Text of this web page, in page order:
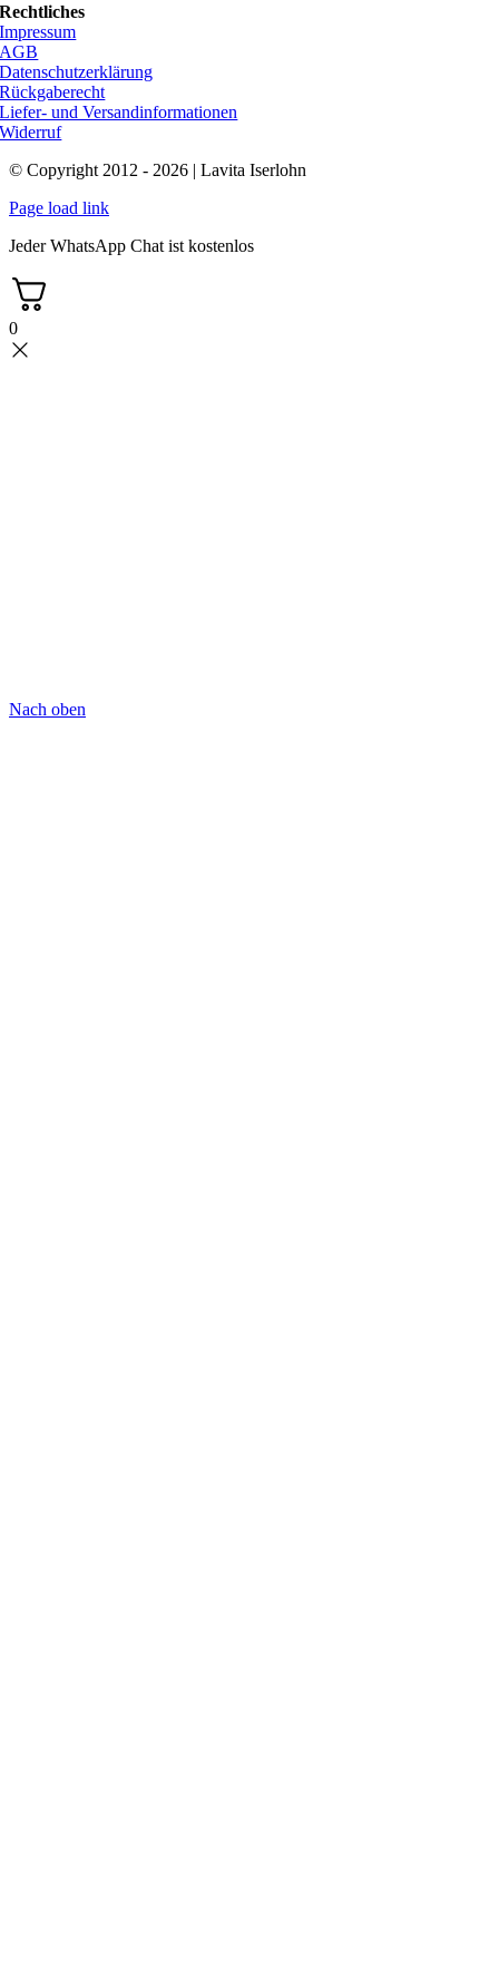
Rechtliches
Impressum
AGB
Datenschutzerklärung
Rückgaberecht
Liefer- und Versandinformationen
Widerruf
© Copyright 2012 - 2026 | Lavita Iserlohn
Page load link
Jeder WhatsApp Chat ist kostenlos
0
Nach oben